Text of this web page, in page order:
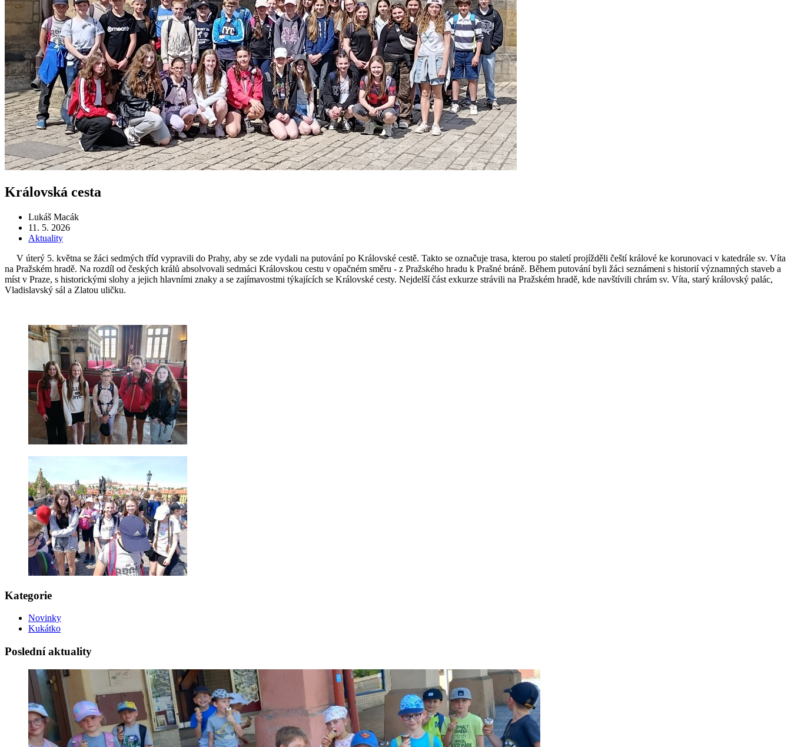
Královská cesta
Lukáš Macák
11. 5. 2026
Aktuality
V úterý 5. května se žáci sedmých tříd vypravili do Prahy, aby se zde vydali na putování po Královské cestě. Takto se označuje trasa, kterou po staletí projížděli čeští králové ke korunovaci v katedrále sv. Víta
na Pražském hradě. Na rozdíl od českých králů absolvovali sedmáci Královskou cestu v opačném směru - z Pražského hradu k Prašné bráně. Během putování byli žáci seznámeni s historií významných staveb a
míst v Praze, s historickými slohy a jejich hlavními znaky a se zajímavostmi týkajících se Královské cesty. Nejdelší část exkurze strávili na Pražském hradě, kde navštívili chrám sv. Víta, starý královský palác,
Vladislavský sál a Zlatou uličku.
Kategorie
Novinky
Kukátko
Poslední aktuality